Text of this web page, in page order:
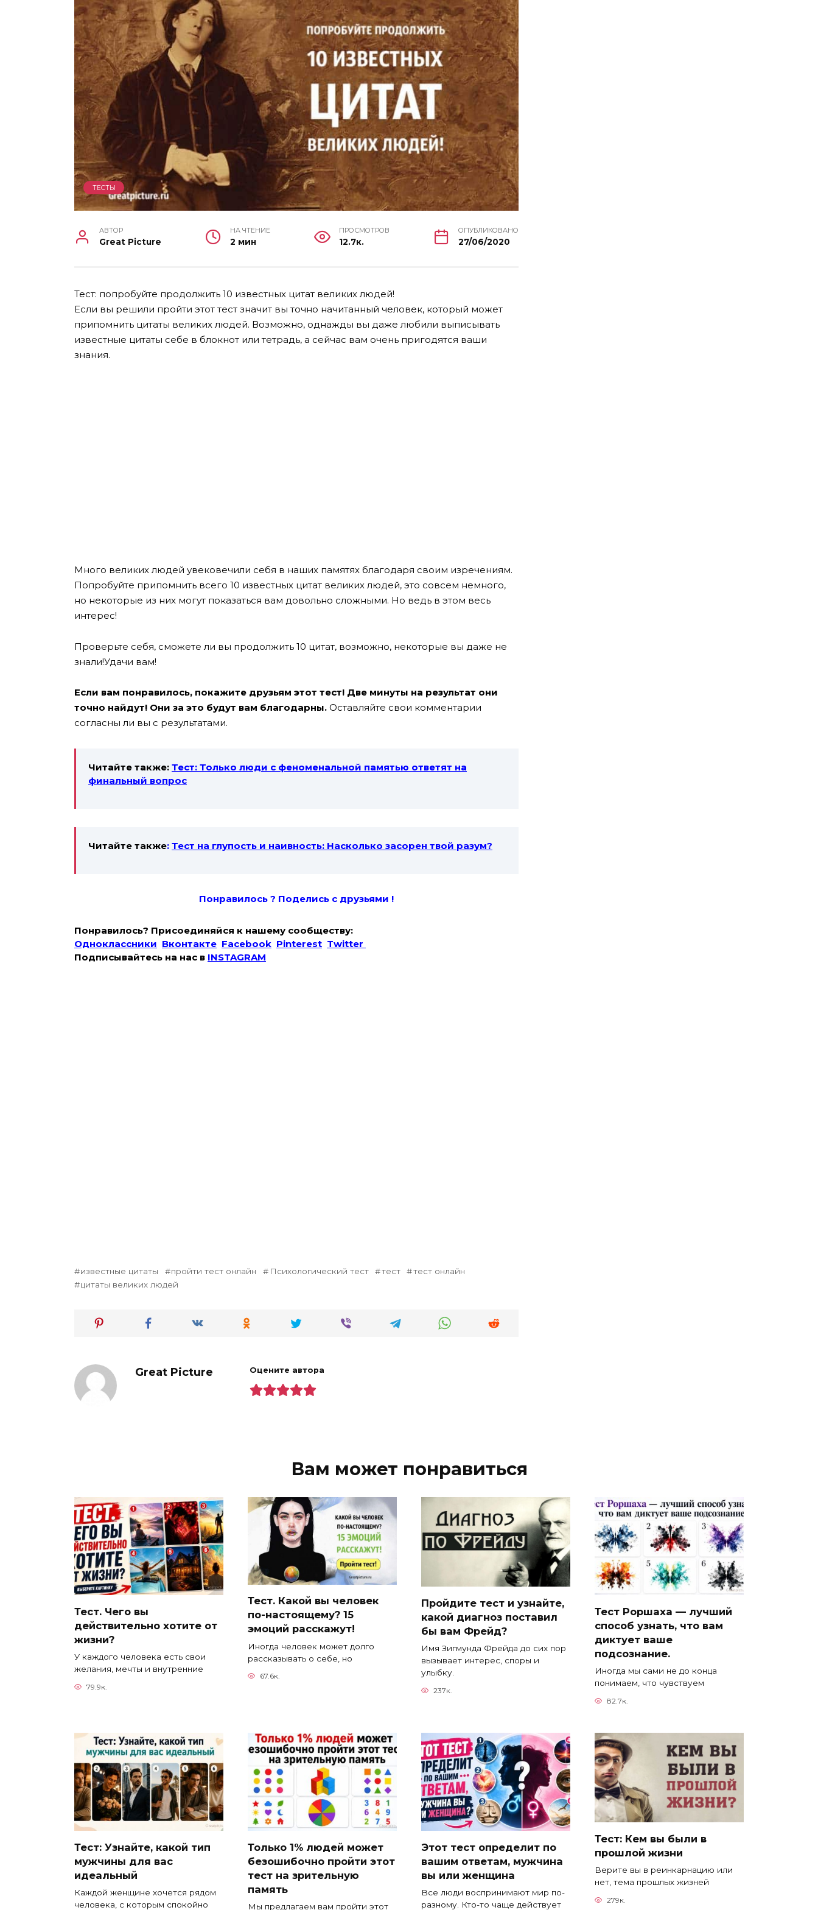
ТЕСТЫ
АВТОР
Great Picture
НА ЧТЕНИЕ
2 мин
ПРОСМОТРОВ
12.7к.
ОПУБЛИКОВАНО
27/06/2020
Тест: попробуйте продолжить 10 известных цитат великих людей!
Если вы решили пройти этот тест значит вы точно начитанный человек, который может
припомнить цитаты великих людей. Возможно, однажды вы даже любили выписывать
известные цитаты себе в блокнот или тетрадь, а сейчас вам очень пригодятся ваши
знания.
Много великих людей увековечили себя в наших памятях благодаря своим изречениям.
Попробуйте припомнить всего 10 известных цитат великих людей, это совсем немного,
но некоторые из них могут показаться вам довольно сложными. Но ведь в этом весь
интерес!
Проверьте себя, сможете ли вы продолжить 10 цитат, возможно, некоторые вы даже не
знали!Удачи вам!
Если вам понравилось, покажите друзьям этот тест! Две минуты на результат они
точно найдут! Они за это будут вам благодарны. Оставляйте свои комментарии
согласны ли вы с результатами.
Читайте также: Тест: Только люди с феноменальной памятью ответят на
финальный вопрос
Читайте также: Тест на глупость и наивность: Насколько засорен твой разум?
Понравилось ? Поделись с друзьями !
Понравилось? Присоединяйся к нашему сообществу:
Одноклассники Вконтакте Facebook Pinterest Twitter
Подписывайтесь на наc в INSTAGRAM
известные цитаты пройти тест онлайн Психологический тест тест
тест онлайн
цитаты великих людей
Great Picture Оцените автора
Вам может понравиться
Тест. Чего вы
действительно хотите от
жизни?
У каждого человека есть свои
желания, мечты и внутренние
79.9к.
Тест. Какой вы человек
по-настоящему? 15
эмоций расскажут!
Иногда человек может долго
рассказывать о себе, но
67.6к.
Пройдите тест и узнайте,
какой диагноз поставил
бы вам Фрейд?
Имя Зигмунда Фрейда до сих пор
вызывает интерес, споры и
улыбку.
237к.
Тест Роршаха — лучший
способ узнать, что вам
диктует ваше
подсознание.
Иногда мы сами не до конца
понимаем, что чувствуем
82.7к.
Тест: Узнайте, какой тип
мужчины для вас
идеальный
Каждой женщине хочется рядом
человека, с которым спокойно
Только 1% людей может
безошибочно пройти этот
тест на зрительную
память
Мы предлагаем вам пройти этот
Этот тест определит по
вашим ответам, мужчина
вы или женщина
Все люди воспринимают мир по-
разному. Кто-то чаще действует
Тест: Кем вы были в
прошлой жизни
Верите вы в реинкарнацию или
нет, тема прошлых жизней
279к.